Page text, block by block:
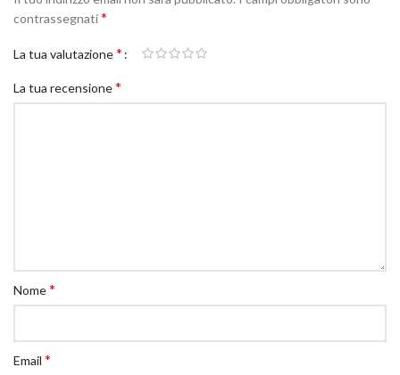
contrassegnati*
La tua valutazione*
La tua recensione*
Nome*
Email *